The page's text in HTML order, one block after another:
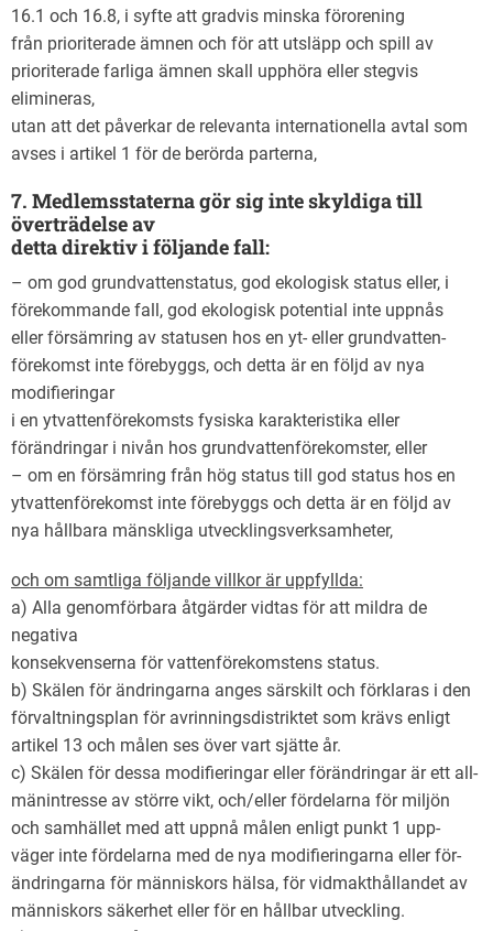
16.1 och 16.8, i syfte att gradvis minska förorening
från prioriterade ämnen och för att utsläpp och spill av
prioriterade farliga ämnen skall upphöra eller stegvis
elimineras,
utan att det påverkar de relevanta internationella avtal som
avses i artikel 1 för de berörda parterna,
7. Medlemsstaterna gör sig inte skyldiga till
överträdelse av
detta direktiv i följande fall:
– om god grundvattenstatus, god ekologisk status eller, i
förekommande fall, god ekologisk potential inte uppnås
eller försämring av statusen hos en yt- eller grundvatten-
förekomst inte förebyggs, och detta är en följd av nya
modifieringar
i en ytvattenförekomsts fysiska karakteristika eller
förändringar i nivån hos grundvattenförekomster, eller
– om en försämring från hög status till god status hos en
ytvattenförekomst inte förebyggs och detta är en följd av
nya hållbara mänskliga utvecklingsverksamheter,
och om samtliga följande villkor är uppfyllda:
a) Alla genomförbara åtgärder vidtas för att mildra de
negativa
konsekvenserna för vattenförekomstens status.
b) Skälen för ändringarna anges särskilt och förklaras i den
förvaltningsplan för avrinningsdistriktet som krävs enligt
artikel 13 och målen ses över vart sjätte år.
c) Skälen för dessa modifieringar eller förändringar är ett all-
mänintresse av större vikt, och/eller fördelarna för miljön
och samhället med att uppnå målen enligt punkt 1 upp-
väger inte fördelarna med de nya modifieringarna eller för-
ändringarna för människors hälsa, för vidmakthållandet av
människors säkerhet eller för en hållbar utveckling.